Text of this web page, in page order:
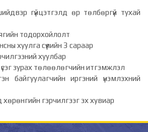
гүйцэтгэлд өр төлбөргүй тухай
тодорхойлолт
хуулга сүүлийн 3 сараар
хуулбар
зурах төлөөлөгчийн итгэмжлэл
байгуулагчийн иргэний үнэмлэхний
гэрчилгээг эх хувиар